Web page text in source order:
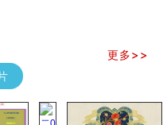
为何却完全不同？
更多>>